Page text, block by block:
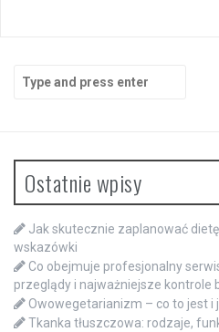
Search
for:
Ostatnie wpisy
Jak skutecznie zaplanować
wskazówki
Co obejmuje profesjonalny
przeglądy i najważniejsze kontrole
Owowegetarianizm – co to jest i
Tkanka tłuszczowa: rodzaje,